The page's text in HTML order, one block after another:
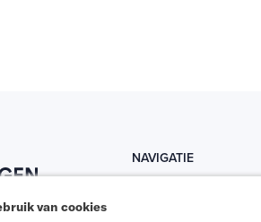
NAVIGATIE
van cookies